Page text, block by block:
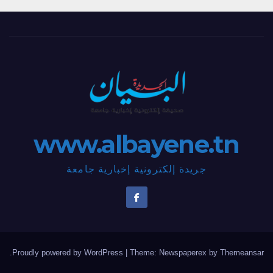
www.albayene.tn
جريدة إلكترونية إخبارية جامعة
Proudly powered by WordPress Theme: Newspaperex by Themeansar
.